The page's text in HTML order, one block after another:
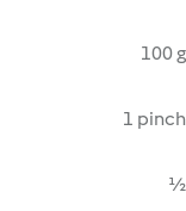
100 g
1 pinch
½